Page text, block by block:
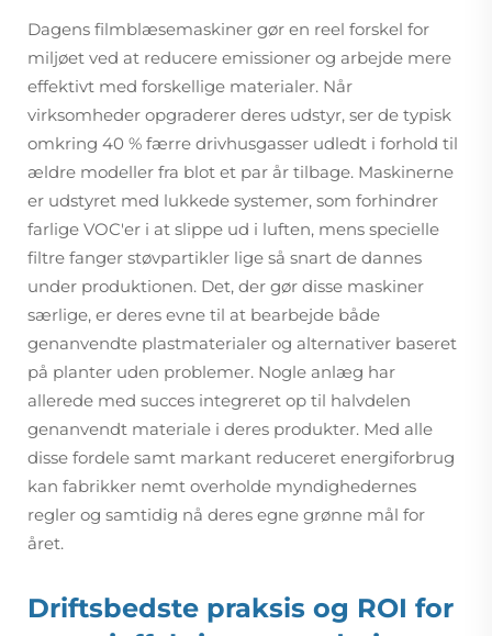
Dagens filmblæsemaskiner gør en reel forskel for
miljøet ved at reducere emissioner og arbejde mere
effektivt med forskellige materialer. Når
virksomheder opgraderer deres udstyr, ser de typisk
omkring 40 % færre drivhusgasser udledt i forhold til
ældre modeller fra blot et par år tilbage. Maskinerne
er udstyret med lukkede systemer, som forhindrer
farlige VOC'er i at slippe ud i luften, mens specielle
filtre fanger støvpartikler lige så snart de dannes
under produktionen. Det, der gør disse maskiner
særlige, er deres evne til at bearbejde både
genanvendte plastmaterialer og alternativer baseret
på planter uden problemer. Nogle anlæg har
allerede med succes integreret op til halvdelen
genanvendt materiale i deres produkter. Med alle
disse fordele samt markant reduceret energiforbrug
kan fabrikker nemt overholde myndighedernes
regler og samtidig nå deres egne grønne mål for
året.
Driftsbedste praksis og ROI for